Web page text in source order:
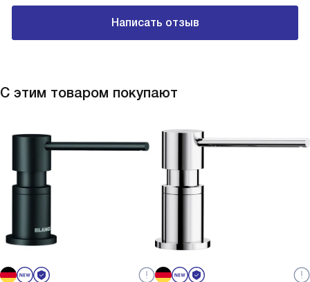
Написать отзыв
С этим товаром покупают